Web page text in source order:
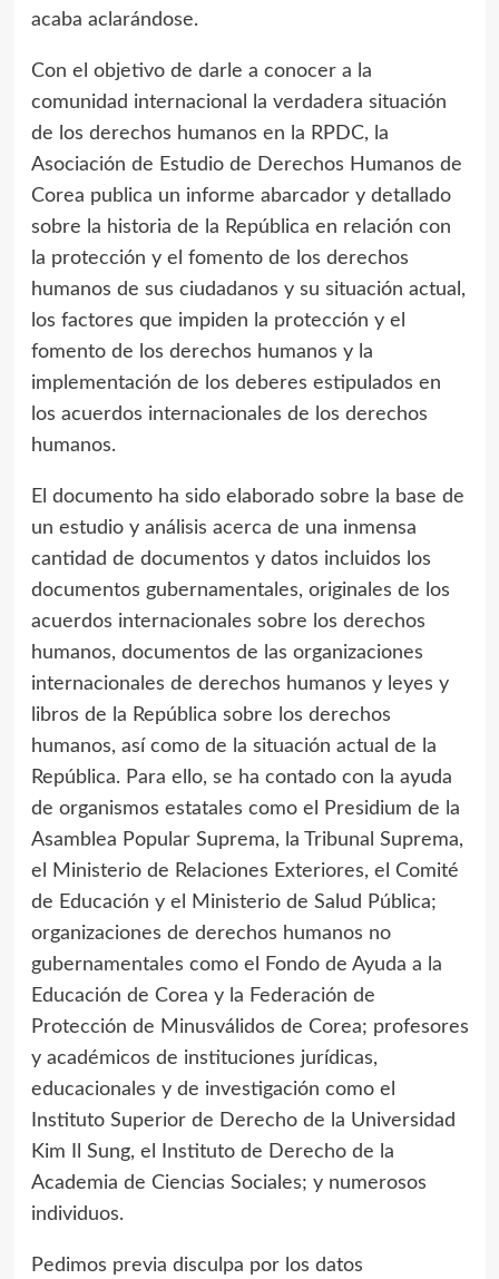
acaba aclarándose.
Con el objetivo de darle a conocer a la
comunidad internacional la verdadera situación
de los derechos humanos en la RPDC, la
Asociación de Estudio de Derechos Humanos de
Corea publica un informe abarcador y detallado
sobre la historia de la República en relación con
la protección y el fomento de los derechos
humanos de sus ciudadanos y su situación actual,
los factores que impiden la protección y el
fomento de los derechos humanos y la
implementación de los deberes estipulados en
los acuerdos internacionales de los derechos
humanos.
El documento ha sido elaborado sobre la base de
un estudio y análisis acerca de una inmensa
cantidad de documentos y datos incluidos los
documentos gubernamentales, originales de los
acuerdos internacionales sobre los derechos
humanos, documentos de las organizaciones
internacionales de derechos humanos y leyes y
libros de la República sobre los derechos
humanos, así como de la situación actual de la
República. Para ello, se ha contado con la ayuda
de organismos estatales como el Presidium de la
Asamblea Popular Suprema, la Tribunal Suprema,
el Ministerio de Relaciones Exteriores, el Comité
de Educación y el Ministerio de Salud Pública;
organizaciones de derechos humanos no
gubernamentales como el Fondo de Ayuda a la
Educación de Corea y la Federación de
Protección de Minusválidos de Corea; profesores
y académicos de instituciones jurídicas,
educacionales y de investigación como el
Instituto Superior de Derecho de la Universidad
Kim Il Sung, el Instituto de Derecho de la
Academia de Ciencias Sociales; y numerosos
individuos.
Pedimos previa disculpa por los datos